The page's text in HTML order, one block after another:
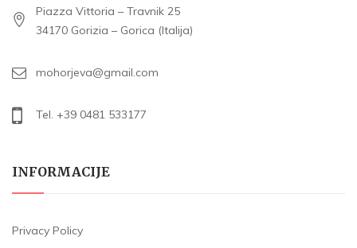
Piazza Vittoria – Travnik 25
34170 Gorizia – Gorica (Italija)
mohorjeva@gmail.com
Tel. +39 0481 533177
INFORMACIJE
Privacy Policy